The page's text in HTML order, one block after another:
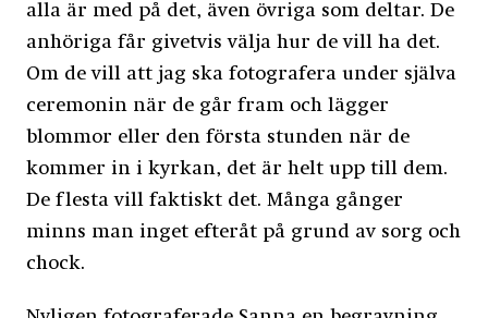
alla är med på det, även övriga som deltar. De
anhöriga får givetvis välja hur de vill ha det.
Om de vill att jag ska fotografera under själva
ceremonin när de går fram och lägger
blommor eller den första stunden när de
kommer in i kyrkan, det är helt upp till dem.
De flesta vill faktiskt det. Många gånger
minns man inget efteråt på grund av sorg och
chock.